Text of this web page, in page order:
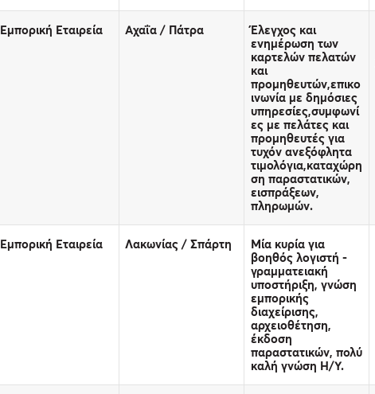
Εμπορική Εταιρεία Αχαΐα / Πάτρα
Έλεγχος και
ενημέρωση των
καρτελών πελατών
και
προμηθευτών,επικο
ινωνία με δημόσιες
υπηρεσίες,συμφωνί
ες με πελάτες και
προμηθευτές για
τυχόν ανεξόφλητα
τιμολόγια,καταχώρη
ση παραστατικών,
εισπράξεων,
πληρωμών.
Εμπορική Εταιρεία Λακωνίας / Σπάρτη
Μία κυρία για
βοηθός λογιστή -
γραμματειακή
υποστήριξη, γνώση
εμπορικής
διαχείρισης,
αρχειοθέτηση,
έκδοση
παραστατικών, πολύ
καλή γνώση Η/Υ.